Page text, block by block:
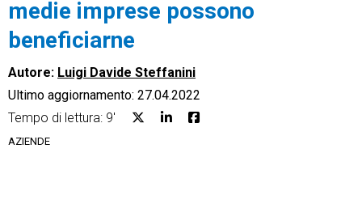
CRM
medie imprese possono
beneficiarne
Autore: Luigi Davide Steffanini
Ultimo aggiornamento: 27.04.2022
Tempo di lettura: 9'
AZIENDE